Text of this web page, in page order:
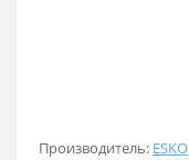
Производитель: ESKO